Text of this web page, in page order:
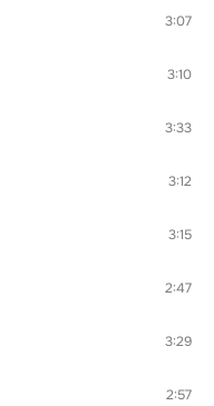
3:07
3:10
3:33
3:12
3:15
2:47
3:29
2:57